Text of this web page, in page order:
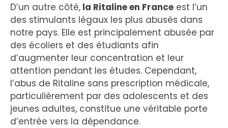
D’un autre côté, la Ritaline en France est l’un
des stimulants légaux les plus abusés dans
notre pays. Elle est principalement abusée par
des écoliers et des étudiants afin
d’augmenter leur concentration et leur
attention pendant les études. Cependant,
l’abus de Ritaline sans prescription médicale,
particulièrement par des adolescents et des
jeunes adultes, constitue une véritable porte
d’entrée vers la dépendance.